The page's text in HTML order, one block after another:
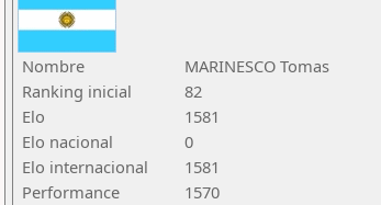
Nombre
MARINESCO Tomas
Ranking inicial
82
Elo
1581
Elo nacional
0
Elo internacional
1581
Performance
1570